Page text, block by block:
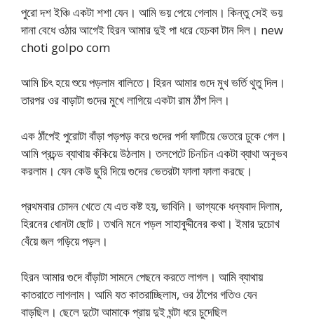
পুরো দশ ইঞ্চি একটা শশা যেন। আমি ভয় পেয়ে গেলাম। কিন্তু সেই ভয়
দানা বেধে ওঠার আগেই হিরন আমার দুই পা ধরে হেচকা টান দিল। new
choti golpo com
আমি চিৎ হয়ে শুয়ে পড়লাম বালিতে। হিরন আমার গুদে মুখ ভর্তি থুতু দিল।
তারপর ওর বাড়াটা গুদের মুখে লাগিয়ে একটা রাম ঠাঁপ দিল।
এক ঠাঁপেই পুরোটা বাঁড়া পড়পড় করে গুদের পর্দা ফাটিয়ে ভেতরে ঢুকে গেল।
আমি প্রচন্ড ব্যাথায় কঁকিয়ে উঠলাম। তলপেটে চিনচিন একটা ব্যাথা অনুভব
করলাম। যেন কেউ ছুরি দিয়ে গুদের ভেতরটা ফালা ফালা করছে।
প্রথমবার চোদন খেতে যে এত কষ্ট হয়, ভাবিনি। ভাগ্যকে ধন্যবাদ দিলাম,
হিরনের ধোনটা ছোট। তখনি মনে পড়ল সাহাবুদ্দীনের কথা। ইমার দুচোখ
বেঁয়ে জল গড়িয়ে পড়ল।
হিরন আমার গুদে বাঁড়াটা সামনে পেছনে করতে লাগল। আমি ব্যাথায়
কাতরাতে লাগলাম। আমি যত কাতরাচ্ছিলাম, ওর ঠাঁপের গতিও যেন
বাড়ছিল। ছেলে দুটো আমাকে প্রায় দুই ঘন্টা ধরে চুদেছিল